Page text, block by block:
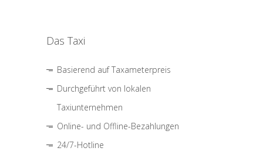
Das Taxi
Basierend auf Taxameterpreis
Durchgeführt von lokalen
Taxiunternehmen
Online- und Offline-Bezahlungen
24/7-Hotline